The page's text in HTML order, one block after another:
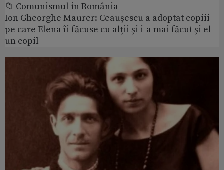
📁 Comunismul in România
Ion Gheorghe Maurer: Ceaușescu a adoptat copiii
pe care Elena îi făcuse cu alții și i-a mai făcut și el
un copil